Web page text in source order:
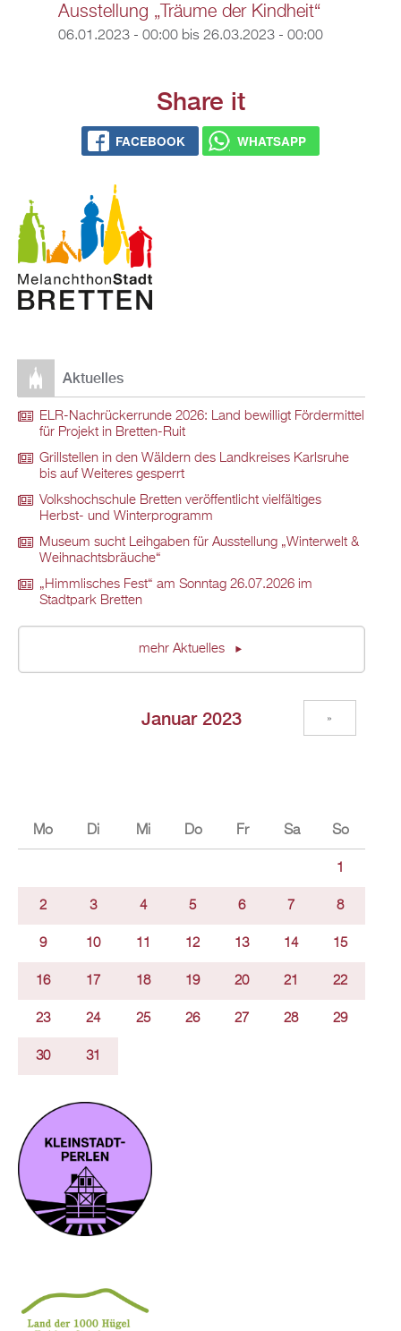
Ausstellung „Träume der Kindheit“
06.01.2023 - 00:00bis 26.03.2023 - 00:00
Share it
FACEBOOK WHATSAPP
Aktuelles
ELR-Nachrückerrunde 2026: Land bewilligt Fördermittel
für Projekt in Bretten-Ruit
Grillstellen in den Wäldern des Landkreises Karlsruhe
bis auf Weiteres gesperrt
Volkshochschule Bretten veröffentlicht vielfältiges
Herbst- und Winterprogramm
Museum sucht Leihgaben für Ausstellung „Winterwelt &
Weihnachtsbräuche“
„Himmlisches Fest“ am Sonntag 26.07.2026 im
Stadtpark Bretten
mehr Aktuelles
Januar 2023 »
Mo Di Mi Do Fr Sa So
1
2 3 4 5 6 7 8
9 10 11 12 13 14 15
16 17 18 19 20 21 22
23 24 25 26 27 28 29
30 31